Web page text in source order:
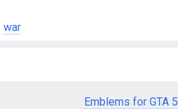
war
Emblems for GTA 5